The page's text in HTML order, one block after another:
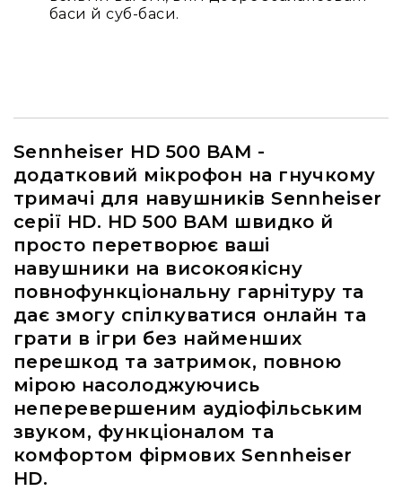
IP
центрів
Аксесуари
комплектуючі
Рішення
для
трансляцій
звуку
комплекти
для
нарад
і
конференцій
Спікерфони
Конференційні
системи
баси й суб-баси.
Sennheiser HD 500 BAM -
додатковий мікрофон на гнучкому
тримачі для навушників Sennheiser
серії HD. HD 500 BAM швидко й
просто перетворює ваші
навушники на високоякісну
повнофункціональну гарнітуру та
дає змогу спілкуватися онлайн та
грати в ігри без найменших
перешкод та затримок, повною
мірою насолоджуючись
неперевершеним аудіофільським
звуком, функціоналом та
комфортом фірмових Sennheiser
HD.